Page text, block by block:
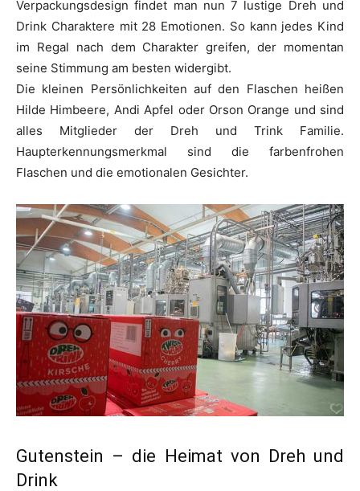
Verpackungsdesign findet man nun 7 lustige Dreh und
Drink Charaktere mit 28 Emotionen. So kann jedes Kind
im Regal nach dem Charakter greifen, der momentan
seine Stimmung am besten widergibt.
Die kleinen Persönlichkeiten auf den Flaschen heißen
Hilde Himbeere, Andi Apfel oder Orson Orange und sind
alles Mitglieder der Dreh und Trink Familie.
Haupterkennungsmerkmal sind die farbenfrohen
Flaschen und die emotionalen Gesichter.
Gutenstein – die Heimat von Dreh und
Drink